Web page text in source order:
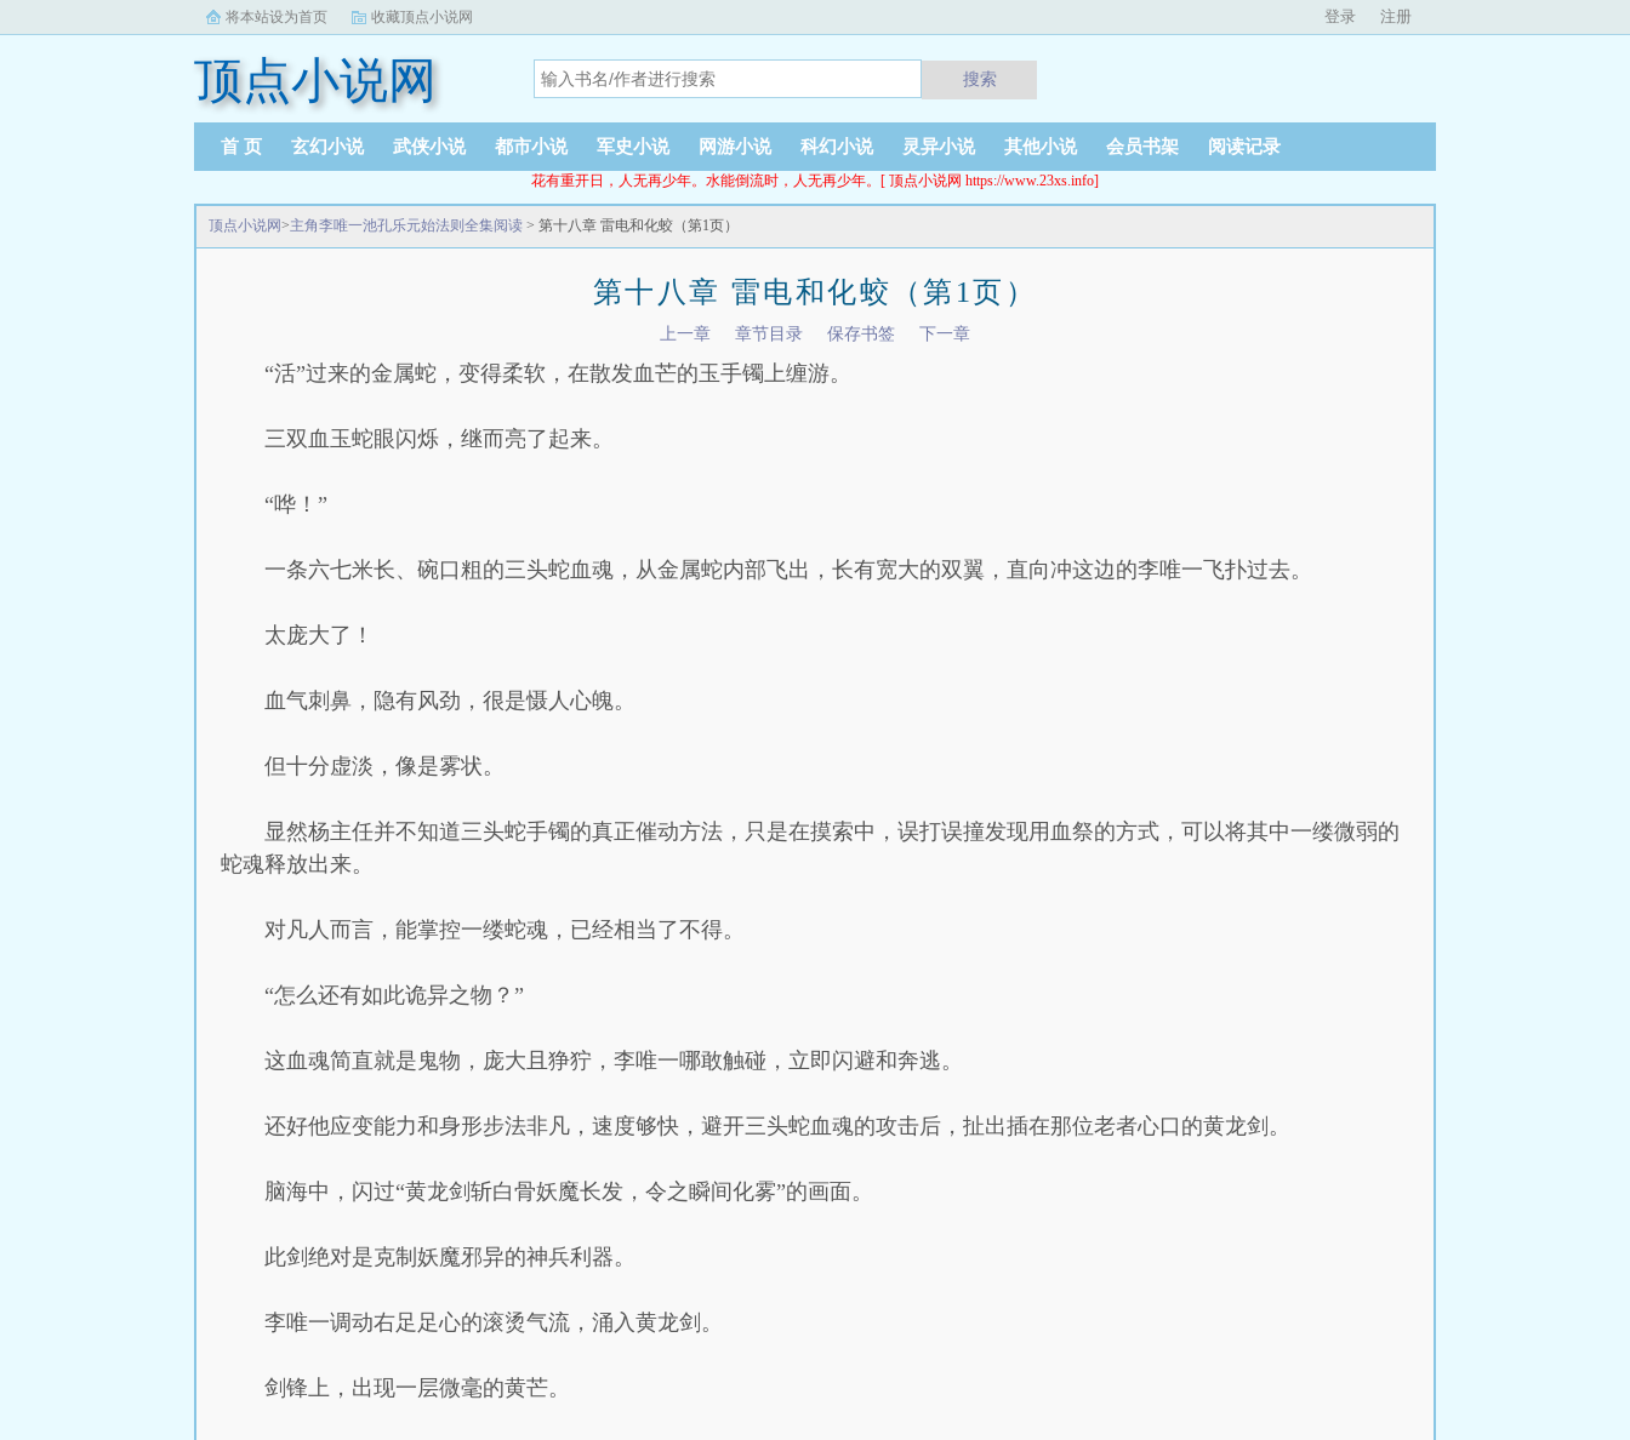
将本站设为首页 收藏顶点小说网 登录 注册
顶点小说网 搜索
首 页 玄幻小说 武侠小说 都市小说 军史小说 网游小说 科幻小说 灵异小说 其他小说 会员书架 阅读记录
花有重开日，人无再少年。水能倒流时，人无再少年。[ 顶点小说网 https://www.23xs.info]
顶点小说网>主角李唯一池孔乐元始法则全集阅读 > 第十八章 雷电和化蛟（第1页）
第十八章 雷电和化蛟（第1页）
上一章 章节目录 保存书签 下一章
“活”过来的金属蛇，变得柔软，在散发血芒的玉手镯上缠游。
三双血玉蛇眼闪烁，继而亮了起来。
“哗！”
一条六七米长、碗口粗的三头蛇血魂，从金属蛇内部飞出，长有宽大的双翼，直向冲这边的李唯一飞扑过去。
太庞大了！
血气刺鼻，隐有风劲，很是慑人心魄。
但十分虚淡，像是雾状。
显然杨主任并不知道三头蛇手镯的真正催动方法，只是在摸索中，误打误撞发现用血祭的方式，可以将其中一缕微弱的
蛇魂释放出来。
对凡人而言，能掌控一缕蛇魂，已经相当了不得。
“怎么还有如此诡异之物？”
这血魂简直就是鬼物，庞大且狰狞，李唯一哪敢触碰，立即闪避和奔逃。
还好他应变能力和身形步法非凡，速度够快，避开三头蛇血魂的攻击后，扯出插在那位老者心口的黄龙剑。
脑海中，闪过“黄龙剑斩白骨妖魔长发，令之瞬间化雾”的画面。
此剑绝对是克制妖魔邪异的神兵利器。
李唯一调动右足足心的滚烫气流，涌入黄龙剑。
剑锋上，出现一层微毫的黄芒。